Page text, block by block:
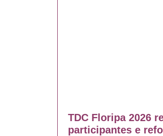
TDC Floripa 2026
participantes e